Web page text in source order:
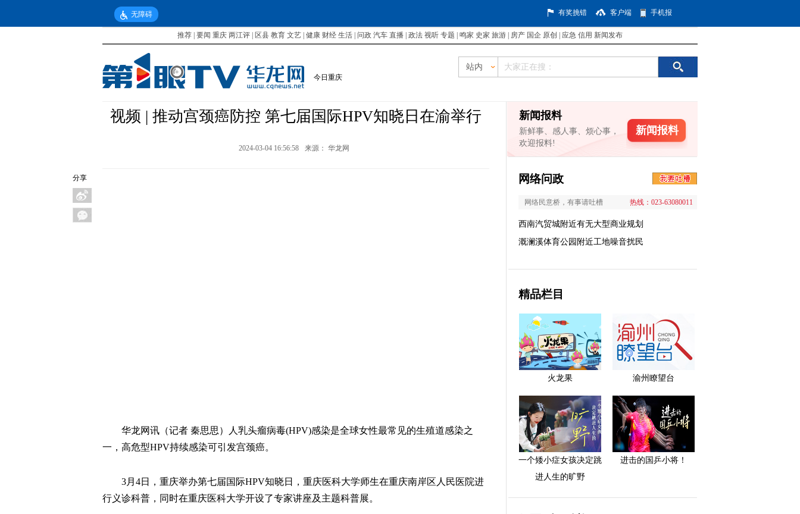
无障碍 有奖挑错 客户端 手机报
推荐 要闻 重庆 两江评 区县 教育 文艺 健康 财经 生活 问政 汽车 直播 政法 视听 专题 鸣家 史家 旅游 房产 国企 原创 应急 信用 新闻发布
今日重庆
站内
分享
视频 | 推动宫颈癌防控 第七届国际HPV知晓日在渝举行
2024-03-04 16:56:58 来源： 华龙网
华龙网讯（记者 秦思思）人乳头瘤病毒(HPV)感染是全球女性最常见的生殖道感染之
一，高危型HPV持续感染可引发宫颈癌。
3月4日，重庆举办第七届国际HPV知晓日，重庆医科大学师生在重庆南岸区人民医院进
行义诊科普，同时在重庆医科大学开设了专家讲座及主题科普展。
新闻报料
新鲜事、感人事、烦心事，
欢迎报料!
新闻报料
网络问政
网络民意桥，有事请吐槽 热线：023-63080011
西南汽贸城附近有无大型商业规划
溉澜溪体育公园附近工地噪音扰民
精品栏目
火龙果 渝州瞭望台
一个矮小症女孩决定跳
进人生的旷野
进击的国乒小将！